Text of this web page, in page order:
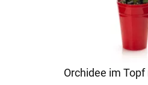
Orchidee im